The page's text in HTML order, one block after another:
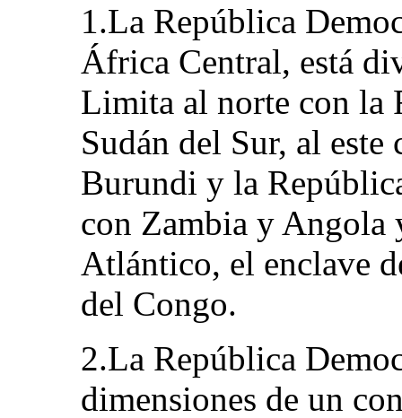
1.La República
África Central, está
Limita al norte con la
Sudán del Sur, al
Burundi y la
con Zambia y Angola
Atlántico, el enclave
del Congo.
2.La República
dimensiones de un